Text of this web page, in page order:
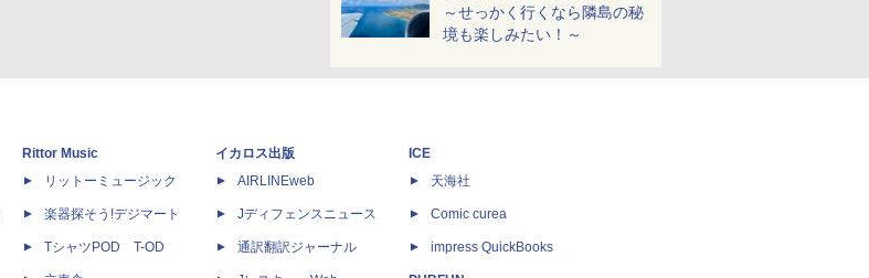
～せっかく行くなら隣島の秘
境も楽しみたい！～
Rittor Music
リットーミュージック
楽器探そう!デジマート
TシャツPOD T-OD
イカロス出版
AIRLINEweb
Jディフェンスニュース
通訳翻訳ジャーナル
ICE
天海社
Comic curea
impress QuickBooks